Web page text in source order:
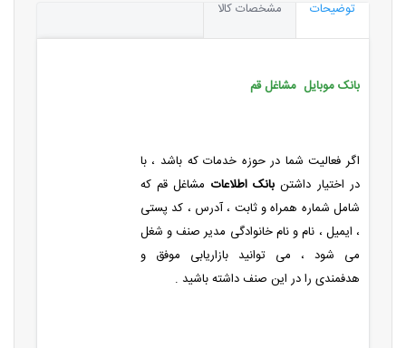
توضیحات مشخصات کالا
بانک موبایل مشاغل قم
اگر فعالیت شما در حوزه خدمات که باشد ، با
در اختیار داشتن بانک اطلاعات مشاغل قم که
شامل شماره همراه و ثابت ، آدرس ، کد پستی
، ایمیل ، نام و نام خانوادگی مدیر صنف و شغل
می شود ، می توانید بازاریابی موفق و
هدفمندی را در این صنف داشته باشید .